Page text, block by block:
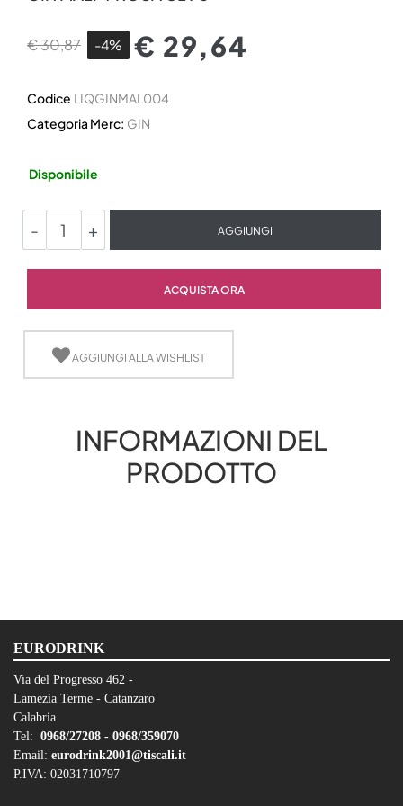
€ 30,87 -4% € 29,64
Codice LIQGINMAL004
Categoria Merc: GIN
Disponibile
AGGIUNGI
ACQUISTA ORA
AGGIUNGI ALLA WISHLIST
INFORMAZIONI DEL
PRODOTTO
EURODRINK
Via del Progresso 462 -
Lamezia Terme - Catanzaro
Calabria
Tel: 0968/27208 - 0968/359070
Email: eurodrink2001@tiscali.it
P.IVA: 02031710797